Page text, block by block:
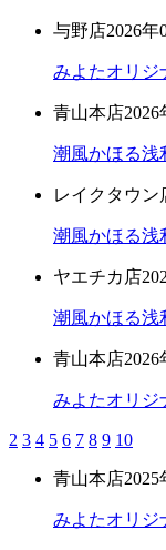
与野店2026年
みよたオリジ
青山本店2026
潮風かほる浅
レイクタウン
潮風かほる浅
ヤエチカ店
潮風かほる浅
青山本店2026
みよたオリジ
2 3 4 5 6 7 8 9 10
青山本店2025
みよたオリジ